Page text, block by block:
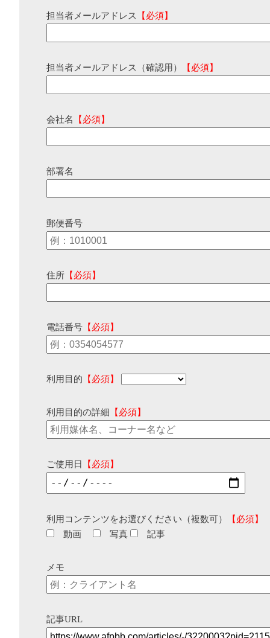
担当者メールアドレス 【必須】
担当者メールアドレス（確認用） 【必須】
会社名 【必須】
部署名
郵便番号
住所 【必須】
電話番号 【必須】
利用目的 【必須】
利用目的の詳細 【必須】
ご使用日 【必須】
利用コンテンツをお選びください（複数可）
【必須】
動画
写真 記事
メモ
記事URL